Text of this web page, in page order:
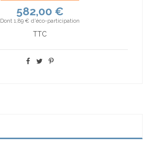
582,00 €
Dont 1,89 € d'éco-participation
TTC